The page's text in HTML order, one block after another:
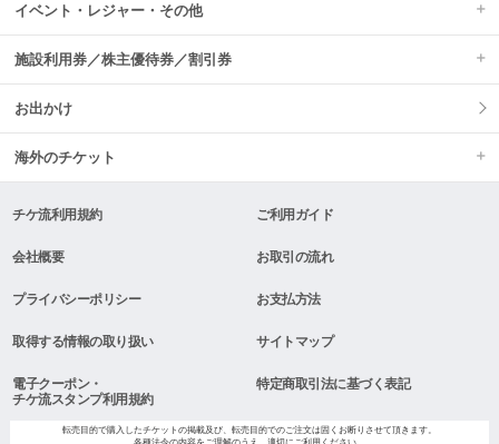
イベント・レジャー・その他
施設利用券／株主優待券／割引券
お出かけ
海外のチケット
チケ流利用規約 ご利用ガイド
会社概要 お取引の流れ
プライバシーポリシー お支払方法
取得する情報の取り扱い サイトマップ
電子クーポン・
チケ流スタンプ利用規約
特定商取引法に基づく表記
転売目的で購入したチケットの掲載及び、転売目的でのご注文は固くお断りさせて頂きます。